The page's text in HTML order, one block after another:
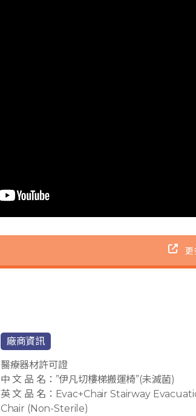
更
廠商資訊
醫療器材許可證
中 文 品 名：”伊凡切樓梯搬運椅”(未滅菌)
英 文 品 名：Evac+Chair Stairway
Chair (Non-Sterile)